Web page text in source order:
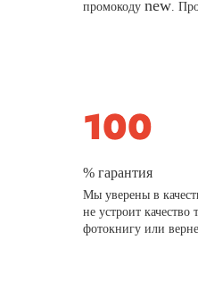
промокодуnew.
% гарантия
Мы уверены в
не устроит качество
фотокнигу или